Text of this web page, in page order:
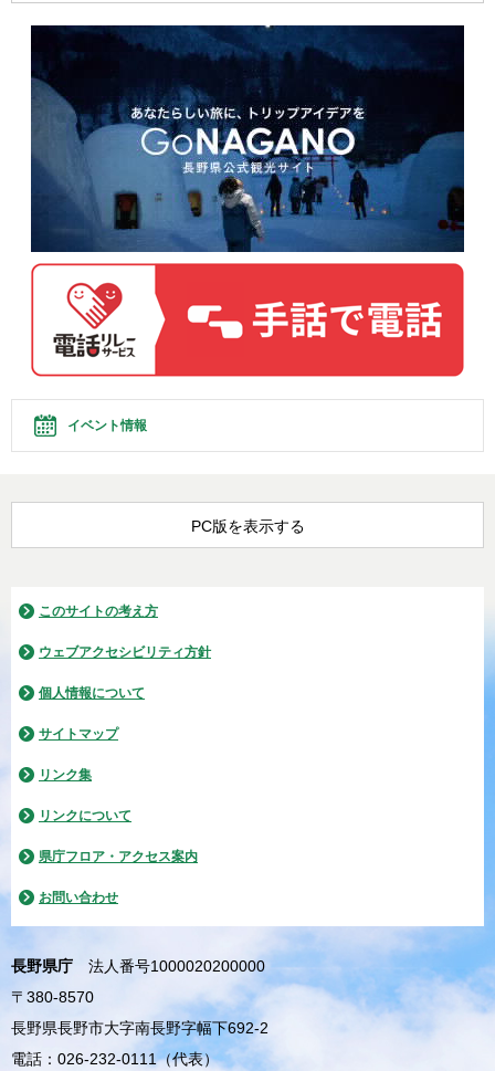
イベント情報
PC版を表示する
このサイトの考え方
ウェブアクセシビリティ方針
個人情報について
サイトマップ
リンク集
リンクについて
県庁フロア・アクセス案内
お問い合わせ
長野県庁
法人番号1000020200000
〒380-8570
長野県長野市大字南長野字幅下692-2
電話：026-232-0111（代表）